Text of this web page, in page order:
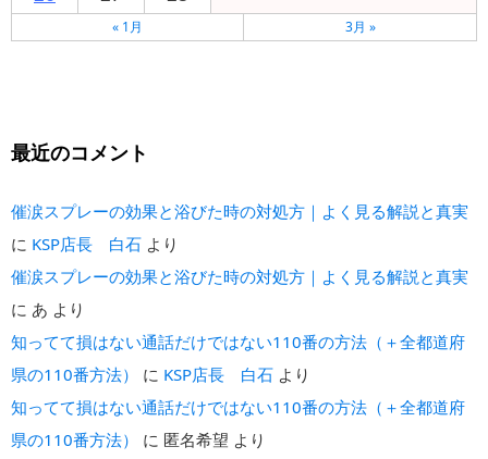
« 1月 3月 »
最近のコメント
催涙スプレーの効果と浴びた時の対処方｜よく見る解説と真実
に KSP店長 白石 より
催涙スプレーの効果と浴びた時の対処方｜よく見る解説と真実
に あ より
知ってて損はない通話だけではない110番の方法（＋全都道府
県の110番方法）
に KSP店長 白石 より
知ってて損はない通話だけではない110番の方法（＋全都道府
県の110番方法）
に 匿名希望 より